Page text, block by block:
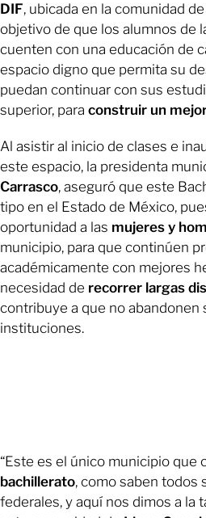
DIF, ubicada en la comunidad de
objetivo de que los alumnos de
cuenten con una educación de
espacio digno que permita su
puedan continuar con sus
superior, para construir un
Al asistir al inicio de clases e
este espacio, la presidenta
Carrasco, aseguró que este
tipo en el Estado de México,
oportunidad a las mujeres y
municipio, para que continúen
académicamente con mejores
necesidad de recorrer largas
contribuye a que no abandonen
instituciones.
“Este es el único municipio que
bachillerato, como saben todos
federales, y aquí nos dimos a la